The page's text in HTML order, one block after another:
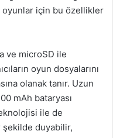
oyunlar için bu özellikler
ve microSD ile
oyun dosyalarını
olanak tanır. Uzun
mAh bataryası
ile de
duyabilir,